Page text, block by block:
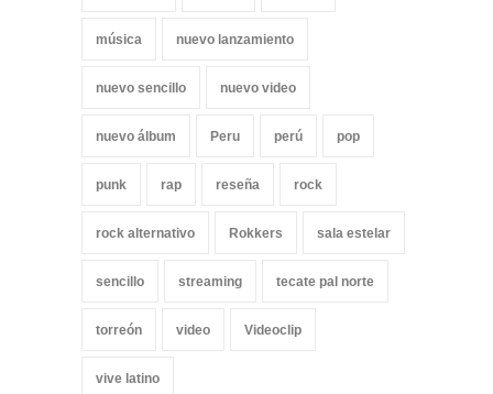
música nuevo lanzamiento
nuevo sencillo nuevo video
nuevo álbum Peru perú pop
punk rap reseña rock
rock alternativo Rokkers sala estelar
sencillo streaming tecate pal norte
torreón video Videoclip
vive latino